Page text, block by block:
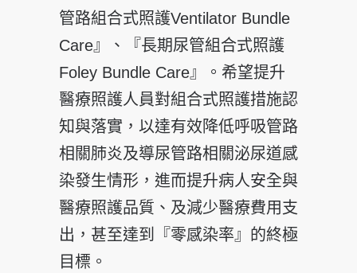
管路組合式照護Ventilator Bundle
Care』、『長期尿管組合式照護
Foley Bundle Care』。希望提升
醫療照護人員對組合式照護措施認
知與落實，以達有效降低呼吸管路
相關肺炎及導尿管路相關泌尿道感
染發生情形，進而提升病人安全與
醫療照護品質、及減少醫療費用支
出，甚至達到『零感染率』的終極
目標。